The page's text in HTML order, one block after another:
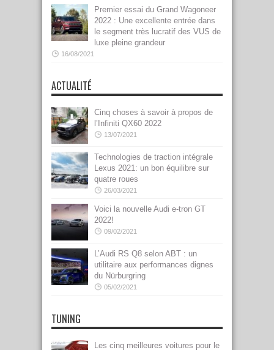
Premier essai du Grand Wagoneer
2022 : Une excellente entrée dans
le segment très lucratif des VUS de
luxe pleine grandeur
16/08/2021
ACTUALITÉ
Cinq choses à savoir à propos de
l’Infiniti QX60 2022
13/07/2021
Technologies de traction intégrale
Lexus 2021: un bon équilibre sur
quatre roues
26/03/2021
Voici la nouvelle Audi e-tron GT
2022!
09/02/2021
L’Audi RS Q8 selon ABT : un
utilitaire aux performances dignes
du Nürburgring
05/02/2021
TUNING
Les cinq meilleures voitures pour le